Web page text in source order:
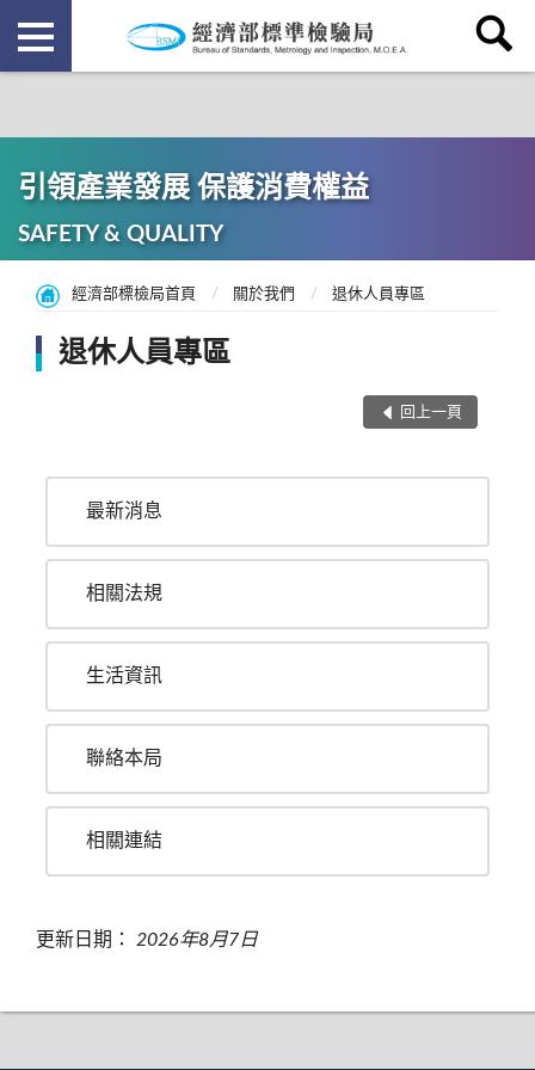
引領產業發展 保護消費權益
SAFETY & QUALITY
經濟部標檢局首頁 關於我們 退休人員專區
退休人員專區
回上一頁
最新消息
相關法規
生活資訊
聯絡本局
相關連結
更新日期： 2026年8月7日